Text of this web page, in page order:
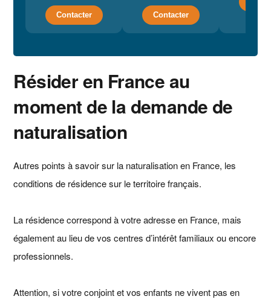
Contacter Contacter
Résider en France au
moment de la demande de
naturalisation
Autres points à savoir sur la naturalisation en France, les
conditions de résidence sur le territoire français.
La résidence correspond à votre adresse en France, mais
également au lieu de vos centres d’intérêt familiaux ou encore
professionnels.
Attention, si votre conjoint et vos enfants ne vivent pas en